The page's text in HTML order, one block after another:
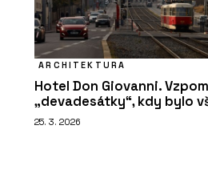
ARCHITEKTURA
Hotel Don Giovanni.
„devadesátky“, kdy bylo
25. 3. 2026